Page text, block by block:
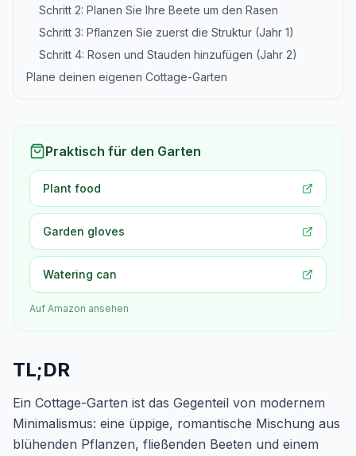
Schritt 2: Planen Sie Ihre Beete um den Rasen
Schritt 3: Pflanzen Sie zuerst die Struktur (Jahr 1)
Schritt 4: Rosen und Stauden hinzufügen (Jahr 2)
Plane deinen eigenen Cottage-Garten
Praktisch für den Garten
Plant food
Garden gloves
Watering can
Auf Amazon ansehen
TL;DR
Ein Cottage-Garten ist das Gegenteil von modernem
Minimalismus: eine üppige, romantische Mischung aus
blühenden Pflanzen, fließenden Beeten und einem